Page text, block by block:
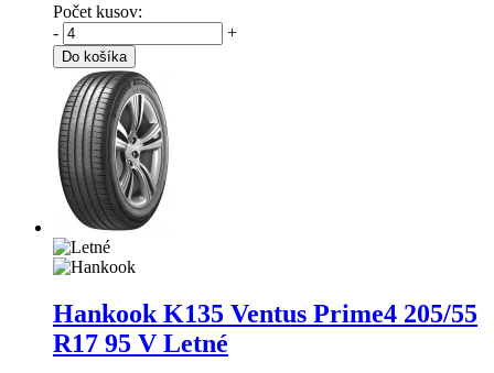
Počet kusov:
-
+
Do košíka
Hankook K135 Ventus Prime4 205/55
R17 95 V Letné